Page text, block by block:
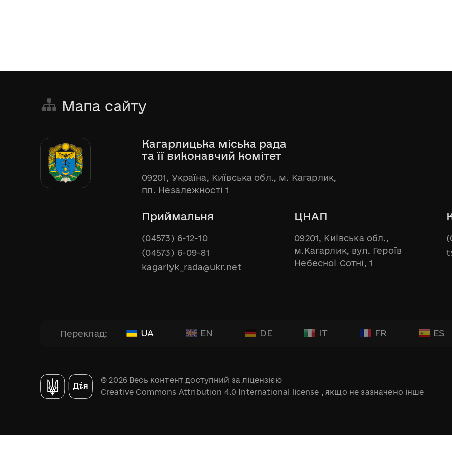
Мапа сайту
Кагарлицька міська рада
та її виконавчий комітет
09201, Україна, Київська обл., м. Кагарлик,
пл. Незалежності 1
Приймальня
(04573) 6-12-10
(04573) 6-09-81
kagarlyk_rada@ukr.net
ЦНАП
09201, Київська обл.,
м.Кагарлик, вул. Героїв
Небесної Сотні, 1
Переклад: UA EN DE IT FR ES
© 2026 Весь контент доступний за ліцензією
Creative Commons Attribution 4.0 International license , якщо не зазначено інше